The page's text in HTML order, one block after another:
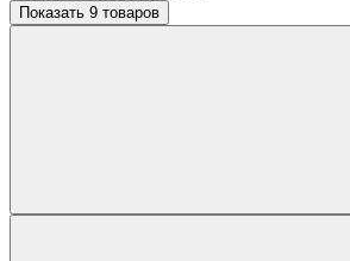
Показать 9 товаров